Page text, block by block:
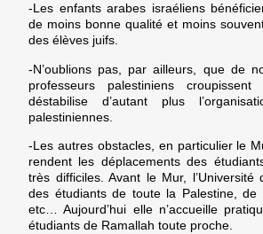
-Les enfants arabes israéliens
de moins bonne qualité et moins
des élèves juifs.
-N’oublions pas, par ailleurs, que de
professeurs palestiniens
déstabilise d’autant plus
palestiniennes.
-Les autres obstacles, en particulier le
rendent les déplacements des
très difficiles. Avant le Mur,
des étudiants de toute la Palestine, de
etc… Aujourd’hui elle n’accueille
étudiants de Ramallah toute proche.